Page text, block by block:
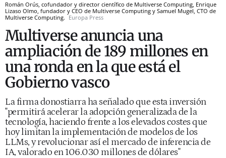
Román Orús, cofundador y director científico de Multiverse Computing, Enrique
Lizaso Olmo, fundador y CEO de Multiverse Computing y Samuel Mugel, CTO de
Multiverse Computing. Europa Press
Multiverse anuncia una
ampliación de 189 millones en
una ronda en la que está el
Gobierno vasco
La firma donostiarra ha señalado que esta inversión
"permitirá acelerar la adopción generalizada de la
tecnología, haciendo frente a los elevados costes que
hoy limitan la implementación de modelos de los
LLMs, y revolucionar así el mercado de inferencia de
IA, valorado en 106.030 millones de dólares"